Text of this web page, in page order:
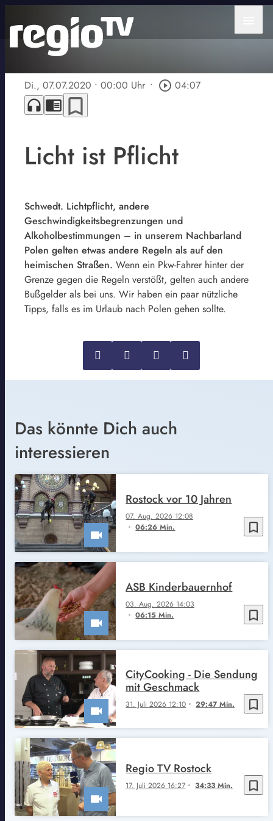
Di., 07.07.2020 • 00:00 Uhr • play_circle_outline 04:07
headphones chrome_reader_mode bookmark_border
Licht ist Pflicht
Schwedt. Lichtpflicht, andere
Geschwindigkeitsbegrenzungen und
Alkoholbestimmungen – in unserem Nachbarland
Polen gelten etwas andere Regeln als auf den
heimischen Straßen. Wenn ein Pkw-Fahrer hinter der
Grenze gegen die Regeln verstößt, gelten auch andere
Bußgelder als bei uns. Wir haben ein paar nützliche
Tipps, falls es im Urlaub nach Polen gehen sollte.
Das könnte Dich auch
interessieren
bookmark_border
07. Aug. 2026 12:08
06:26 Min.
Rostock vor 10 Jahren
bookmark_border
03. Aug. 2026 14:03
06:15 Min.
ASB Kinderbauernhof
bookmark_border
31. Juli 2026 12:10 29:47 Min.
CityCooking - Die Sendung
mit Geschmack
bookmark_border
17. Juli 2026 16:27 34:33 Min.
Regio TV Rostock